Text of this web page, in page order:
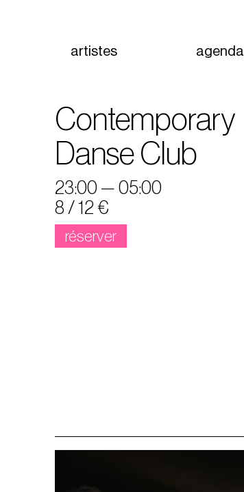
artistes agenda
Contemporary
Danse Club
23:00 — 05:00
8 / 12 €
réserver